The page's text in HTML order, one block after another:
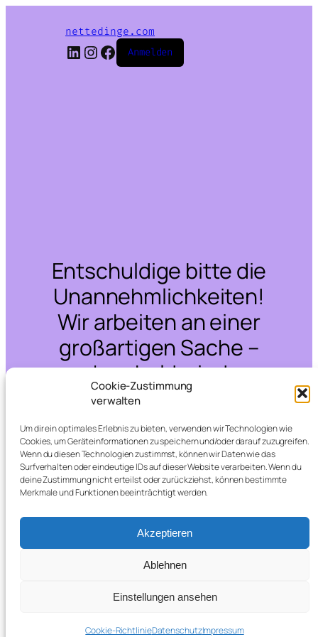
Cookie-Zustimmung
verwalten
Um dir ein optimales Erlebnis zu bieten, verwenden wir Technologien wie
Cookies, um Geräteinformationen zu speichern und/oder darauf zuzugreifen.
Wenn du diesen Technologien zustimmst, können wir Daten wie das
Surfverhalten oder eindeutige IDs auf dieser Website verarbeiten. Wenn du
deine Zustimmung nicht erteilst oder zurückziehst, können bestimmte
Merkmale und Funktionen beeinträchtigt werden.
Akzeptieren
Ablehnen
Einstellungen ansehen
Cookie-RichtlinieDatenschutzImpressum
nettedinge.com
LinkedIn
Instagram
Facebook
Anmelden
Entschuldige bitte die
Unannehmlichkeiten!
Wir arbeiten an einer
großartigen Sache –
schau bald wieder
vorbei!